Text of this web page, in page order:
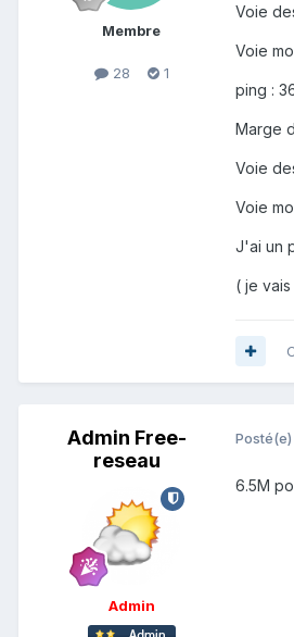
Membre
28 1
Voie
Voie
ping :
Marge
Voie
Voie
J'ai un
( je
Admin Free-
reseau
Admin
Posté(e)
6.5M